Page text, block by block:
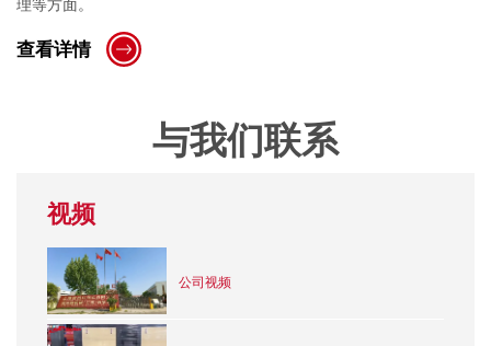
查看详情
与我们联系
视频
公司视频